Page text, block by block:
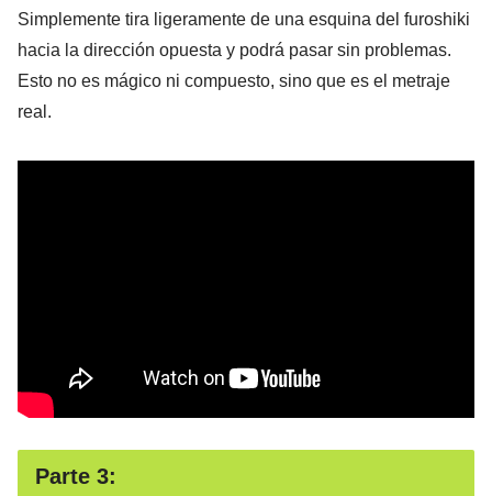
Simplemente tira ligeramente de una esquina del furoshiki
hacia la dirección opuesta y podrá pasar sin problemas.
Esto no es mágico ni compuesto, sino que es el metraje
real.
Parte 3: